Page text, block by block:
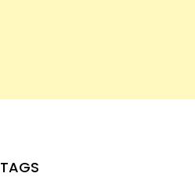
TAGS